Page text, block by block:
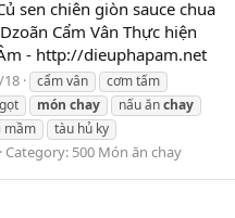
sen chiên giòn sauce chua
Cẩm Vân Thực hiện
- http://dieuphapam.net
18 cẩm vân
cơm tấm
món chay nấu ănchay
mầm
tàu hủ ky
Category: 500 Món ăn chay